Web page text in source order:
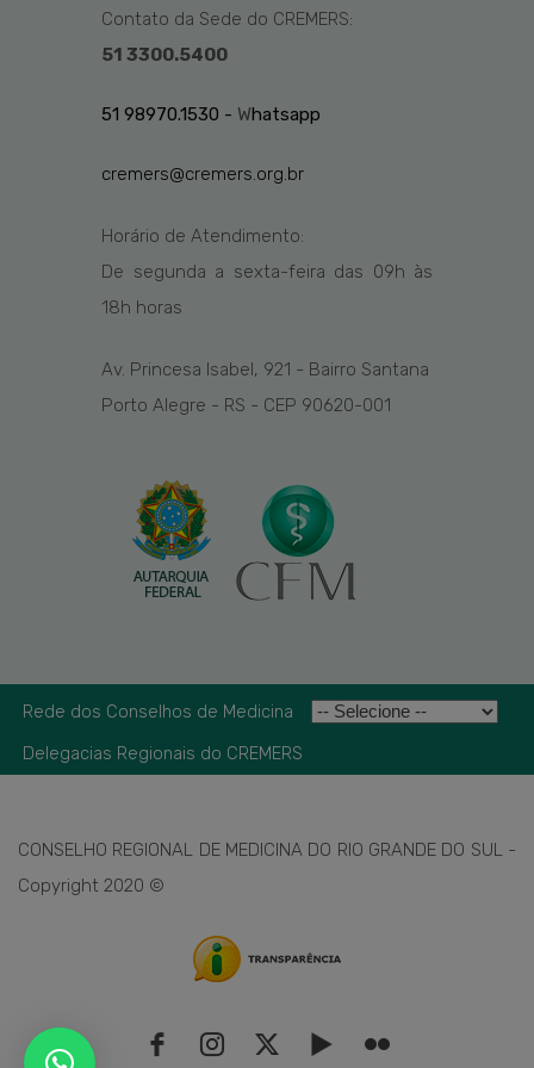
Contato da Sede do CREMERS:
51 3300.5400
51 98970.1530 - Whatsapp
cremers@cremers.org.br
Horário de Atendimento:
De segunda a sexta-feira das 09h às
18h horas
Av. Princesa Isabel, 921 - Bairro Santana
Porto Alegre - RS - CEP 90620-001
Rede dos Conselhos de Medicina
Delegacias Regionais do CREMERS
CONSELHO REGIONAL DE MEDICINA DO RIO GRANDE DO SUL -
Copyright 2020 ©